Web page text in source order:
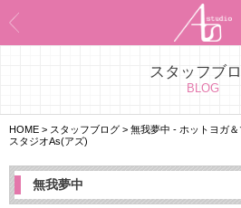
スタッフブ
BLOG
HOME > スタッフブログ > 無我夢中 - ホットヨガ
スタジオAs(アズ)
無我夢中
Asの
Asの
施設